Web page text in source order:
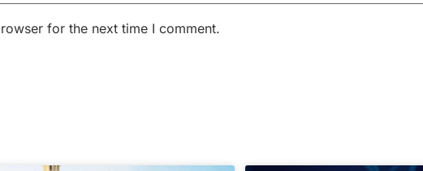
for the next time I comment.